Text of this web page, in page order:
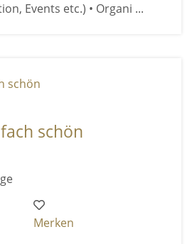
Events etc.) • Organi ...
schön
Merken